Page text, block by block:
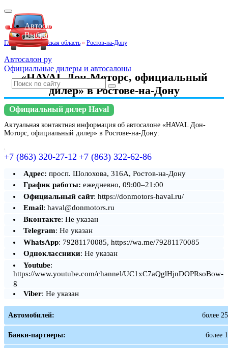
Автосалон ру
Официальные дилеры и автосалоны
Автосалоны Lada
Выбрать город
Главная » Ростовская область » Ростов-на-Дону
«HAVAL Дон-Моторс, официальный
дилер» в Ростове-на-Дону
Официальный дилер Haval
Актуальная контактная информация об автосалоне «HAVAL Дон-
Моторс, официальный дилер» в Ростове-на-Дону:
+7 (863) 320-27-12 +7 (863) 322-62-86
Адрес: просп. Шолохова, 316А, Ростов-на-Дону
График работы: ежедневно, 09:00–21:00
Официальный сайт: https://donmotors-haval.ru/
Email: haval@donmotors.ru
Вконтакте: Не указан
Telegram: Не указан
WhatsApp: 79281170085, https://wa.me/79281170085
Одноклассники: Не указан
Youtube:
https://www.youtube.com/channel/UC1xC7aQglHjnDOPRsoBow-
g
Viber: Не указан
Автомобилей: более 25
Банки-партнеры: более 1